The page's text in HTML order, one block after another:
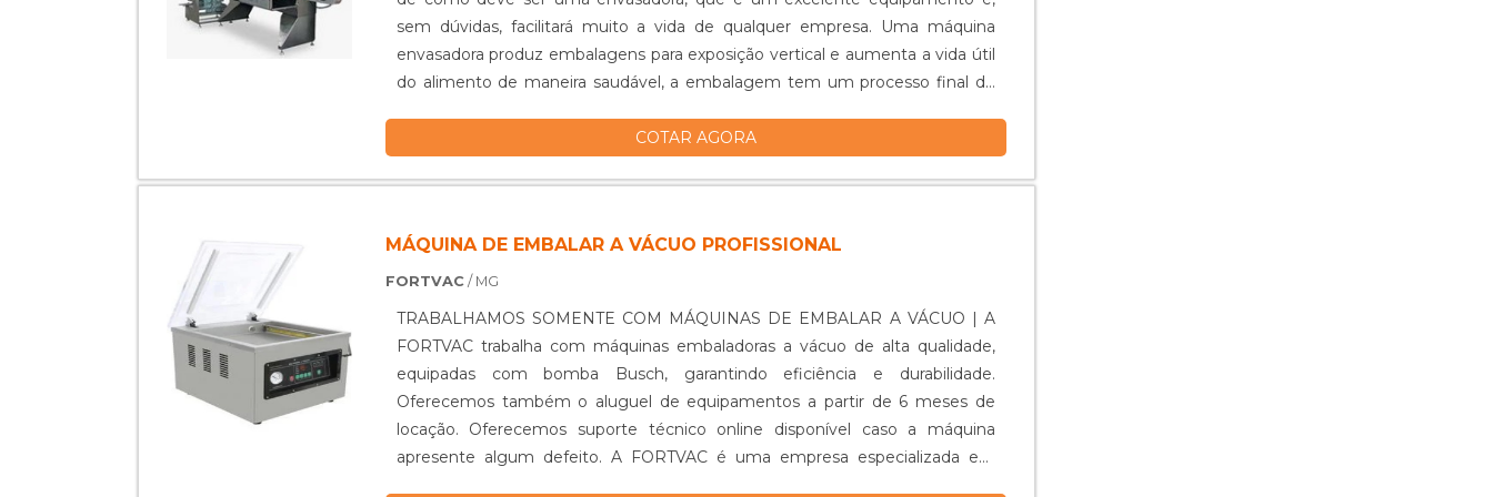
Prestomaq para conhecer um pouco mais da empresa e dos equipamentos
de grande qualidade que a empresa coloca à disposição de seus clientes. .
sem dúvidas, facilitará muito a vida de qualquer empresa. Uma máquina
envasadora produz embalagens para exposição vertical e aumenta a vida útil
do alimento de maneira saudável, a embalagem tem um processo final de
COTAR AGORA
MÁQUINA DE EMBALAR A VÁCUO PROFISSIONAL
FORTVAC/ MG
TRABALHAMOS SOMENTE COM MÁQUINAS DE EMBALAR A VÁCUO | A
FORTVAC trabalha com máquinas embaladoras a vácuo de alta qualidade,
equipadas com bomba Busch, garantindo eficiência e durabilidade.
Oferecemos também o aluguel de equipamentos a partir de 6 meses de
locação. Oferecemos suporte técnico online disponível caso a máquina
apresente algum defeito. A FORTVAC é uma empresa especializada em